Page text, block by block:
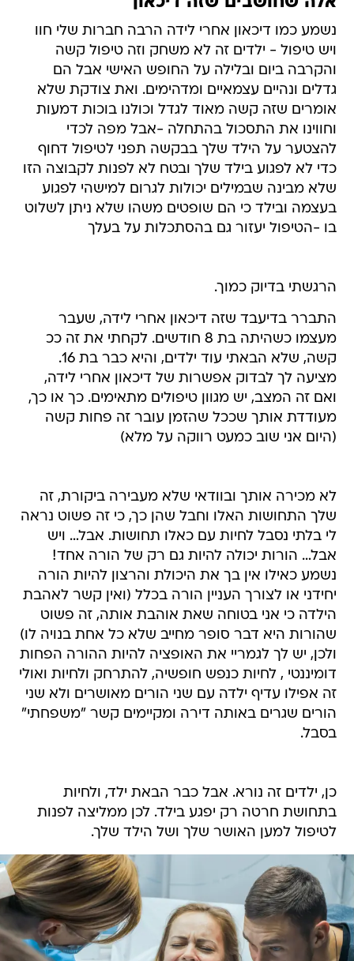
נשמע כמו דיכאון אחרי לידה הרבה חברות שלי חוו
ויש טיפול - ילדים זה לא משחק וזה טיפול קשה
והקרבה ביום ובלילה על החופש האישי אבל הם
גדלים ונהיים עצמאיים ומדהימים. ואת צודקת שלא
אומרים שזה קשה מאוד לגדל וכולנו בוכות דמעות
וחווינו את התסכול בהתחלה -אבל מפה לכדי
להצטער על הילד שלך בבקשה תפני לטיפול דחוף
כדי לא לפגוע בילד שלך ובטח לא לפנות לקבוצה הזו
שלא מבינה שבמילים יכולות לגרום למישהי לפגוע
בעצמה ובילד כי הם שופטים משהו שלא ניתן לשלוט
בו -הטיפול יעזור גם בהסתכלות על בעלך
הרגשתי בדיוק כמוך.
התברר בדיעבד שזה דיכאון אחרי לידה, שעבר
מעצמו כשהיתה בת 8 חודשים. לקחתי את זה ככ
קשה, שלא הבאתי עוד ילדים, והיא כבר בת 16.
מציעה לך לבדוק אפשרות של דיכאון אחרי לידה,
ואם זה המצב, יש מגוון טיפולים מתאימים. כך או כך,
מעודדת אותך שככל שהזמן עובר זה פחות קשה
(היום אני שוב כמעט רווקה על מלא)
לא מכירה אותך ובוודאי שלא מעבירה ביקורת, זה
שלך התחושות האלו וחבל שהן כך, כי זה פשוט נראה
לי בלתי נסבל לחיות עם כאלו תחושות. אבל… ויש
אבל… הורות יכולה להיות גם רק של הורה אחד!
נשמע כאילו אין בך את היכולת והרצון להיות הורה
יחידני או לצורך העניין הורה בכלל (ואין קשר לאהבת
הילדה כי אני בטוחה שאת אוהבת אותה, זה פשוט
שהורות היא דבר סופר מחייב שלא כל אחת בנויה לו)
ולכן, יש לך לגמריי את האופציה להיות ההורה הפחות
דומיננטי , לחיות כנפש חופשיה, להתרחק ולחיות ואולי
זה אפילו עדיף ילדה עם שני הורים מאושרים ולא שני
הורים שגרים באותה דירה ומקיימים קשר "משפחתי"
בסבל.
כן, ילדים זה נורא. אבל כבר הבאת ילד, ולחיות
בתחושת חרטה רק יפגע בילד. לכן ממליצה לפנות
לטיפול למען האושר שלך ושל הילד שלך.